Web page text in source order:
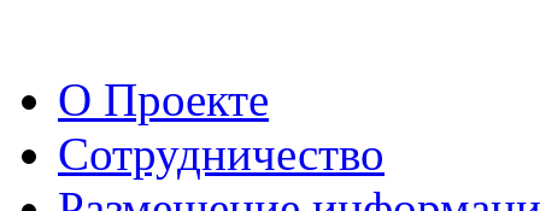
О Проекте
Сотрудничество